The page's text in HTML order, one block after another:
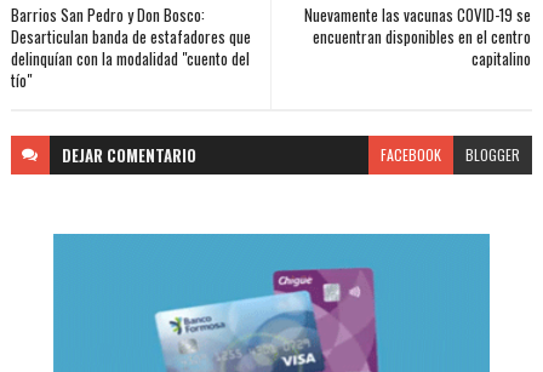
Nuevamente las vacunas COVID-19 se
encuentran disponibles en el centro
capitalino
Barrios San Pedro y Don Bosco:
Desarticulan banda de estafadores que
delinquían con la modalidad "cuento del
tío"
DEJAR COMENTARIO FACEBOOK BLOGGER